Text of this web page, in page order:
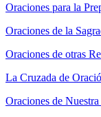
Oraciones para la
Oraciones de la
Oraciones de otras
La Cruzada de
Oraciones de Nuestra